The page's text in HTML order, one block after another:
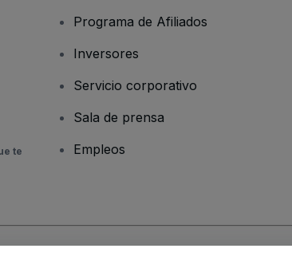
te
Programa de Afiliados
Inversores
Servicio corporativo
Sala de prensa
Empleos